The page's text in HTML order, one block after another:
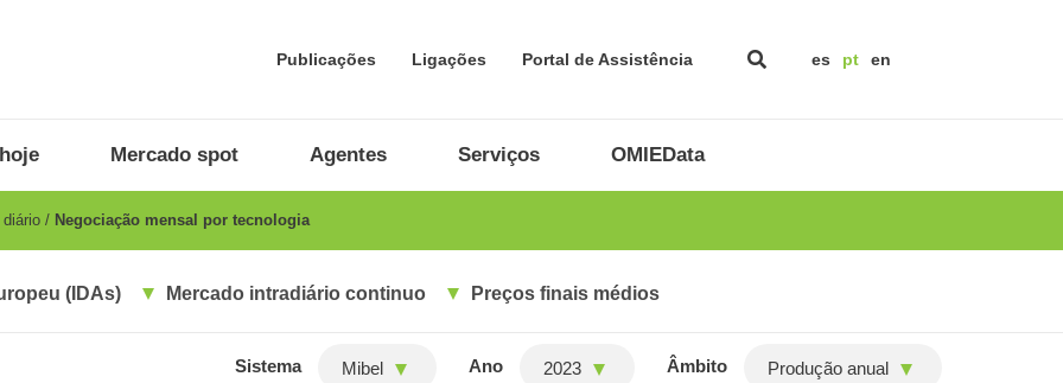
Publicações Ligações Portal de Assistência es pt en
Mercado spot Agentes Serviços OMIEData
diário Negociação mensal por tecnologia
(IDAs) Mercado intradiário continuo Preços finais médios
Sistema Mibel Ano 2023 Âmbito Produção anual